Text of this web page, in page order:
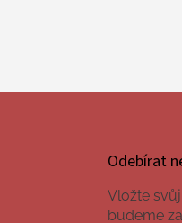
Odebírat
Vložte
budeme